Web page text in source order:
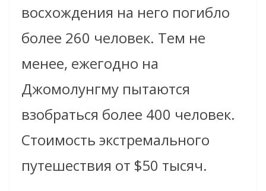
восхождения на него погибло
более 260 человек. Тем не
менее, ежегодно на
Джомолунгму пытаются
взобраться более 400 человек.
Стоимость экстремального
путешествия от $50 тысяч.